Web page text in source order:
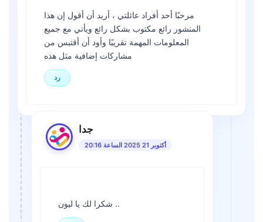
مرحبًا أحد أفراد عائلتي ، أريد أن أقول إن هذا
المنشور رائع مكتوب بشكل رائع ويأتي مع جميع
المعلومات المهمة تقريبًا وأود أن أقتبس من
مشاركات إضافية مثل هذه
رد
جدا
أكتوبر 21 2025 الساعة 20:16
شكرا لك يا ليون ..